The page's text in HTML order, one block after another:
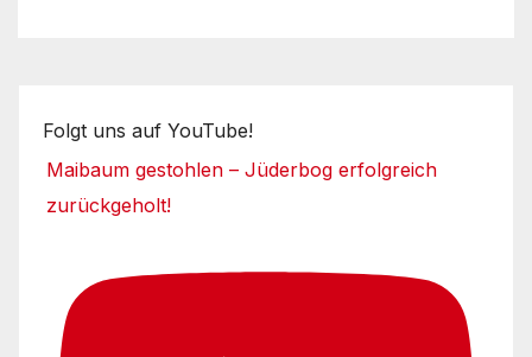
Folgt uns auf YouTube!
Maibaum gestohlen – Jüderbog erfolgreich
zurückgeholt!